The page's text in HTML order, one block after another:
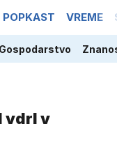
POPKAST VREME
Gospodarstvo
vdrl v